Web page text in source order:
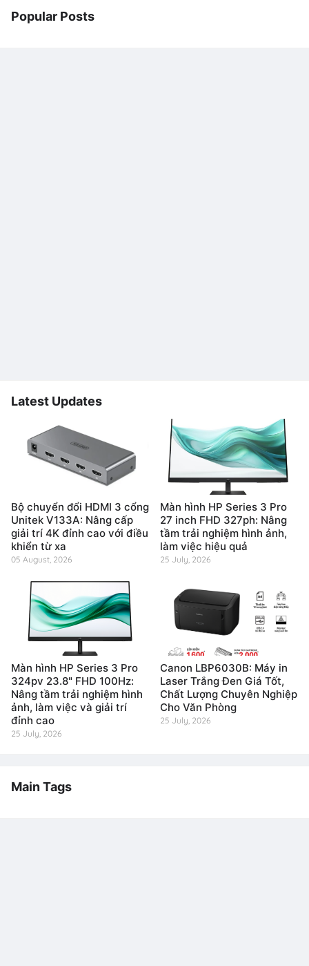
Popular Posts
Latest Updates
Bộ chuyển đổi HDMI 3 cổng
Unitek V133A: Nâng cấp
giải trí 4K đỉnh cao với điều
khiển từ xa
05 August, 2026
Màn hình HP Series 3 Pro
27 inch FHD 327ph: Nâng
tầm trải nghiệm hình ảnh,
làm việc hiệu quả
25 July, 2026
Màn hình HP Series 3 Pro
324pv 23.8" FHD 100Hz:
Nâng tầm trải nghiệm hình
ảnh, làm việc và giải trí
đỉnh cao
25 July, 2026
Canon LBP6030B: Máy in
Laser Trắng Đen Giá Tốt,
Chất Lượng Chuyên Nghiệp
Cho Văn Phòng
25 July, 2026
Main Tags